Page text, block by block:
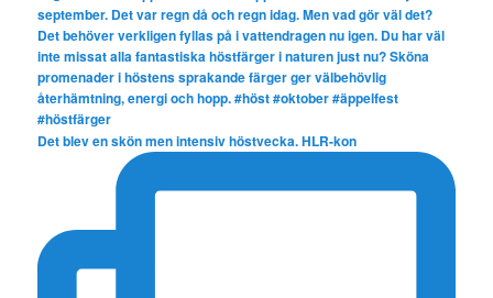
Det blev en skön men intensiv höstvecka. HLR-kon